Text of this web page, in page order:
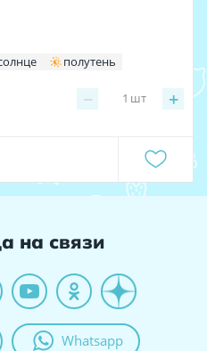
полутень
− +
1 шт
на связи
Whatsapp